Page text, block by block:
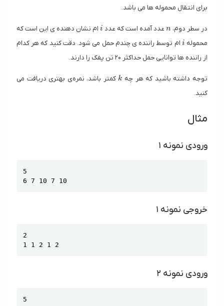
برای انتقال محموله ها می باشد.
در سطر دوم، n عدد آمده است که عدد i ام نشان دهنده ی این است که
محموله i
i ام توسط راننده ی چندم حمل می شود. دقت کنید که هر کدام
از راننده ها توانایی حمل حداکثر ۲۰ تن پفک را دارند.
توجه داشته باشید که هر چهk
kکمتر باشد، نمره‌ی بهتری دریافت می
کنید.
مثال
ورودی نمونه ۱
5
6 7 10 7 10
خروجی نمونه ۱
2
1 1 2 1 2
ورودی نمونه ۲
5